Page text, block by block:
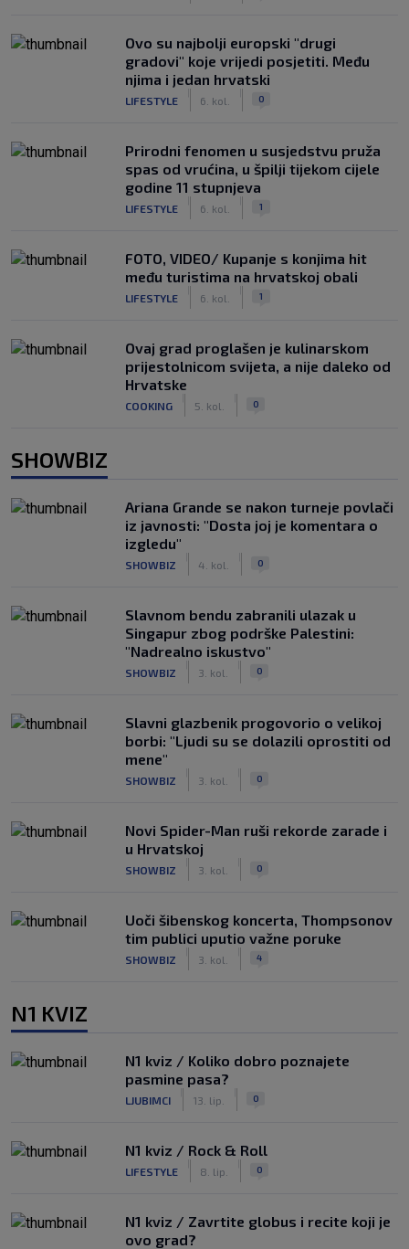
Ovo su najbolji europski "drugi
gradovi" koje vrijedi posjetiti. Među
njima i jedan hrvatski
LIFESTYLE 6. kol. 0
Prirodni fenomen u susjedstvu pruža
spas od vrućina, u špilji tijekom cijele
godine 11 stupnjeva
LIFESTYLE 6. kol. 1
FOTO, VIDEO/ Kupanje s konjima hit
među turistima na hrvatskoj obali
LIFESTYLE 6. kol. 1
Ovaj grad proglašen je kulinarskom
prijestolnicom svijeta, a nije daleko od
Hrvatske
COOKING 5. kol. 0
SHOWBIZ
Ariana Grande se nakon turneje povlači
iz javnosti: "Dosta joj je komentara o
izgledu"
SHOWBIZ 4. kol. 0
Slavnom bendu zabranili ulazak u
Singapur zbog podrške Palestini:
"Nadrealno iskustvo"
SHOWBIZ 3. kol. 0
Slavni glazbenik progovorio o velikoj
borbi: "Ljudi su se dolazili oprostiti od
mene"
SHOWBIZ 3. kol. 0
Novi Spider-Man ruši rekorde zarade i
u Hrvatskoj
SHOWBIZ 3. kol. 0
Uoči šibenskog koncerta, Thompsonov
tim publici uputio važne poruke
SHOWBIZ 3. kol. 4
N1 KVIZ
N1 kviz / Koliko dobro poznajete
pasmine pasa?
LJUBIMCI 13. lip. 0
N1 kviz / Rock & Roll
LIFESTYLE 8. lip. 0
N1 kviz / Zavrtite globus i recite koji je
ovo grad?